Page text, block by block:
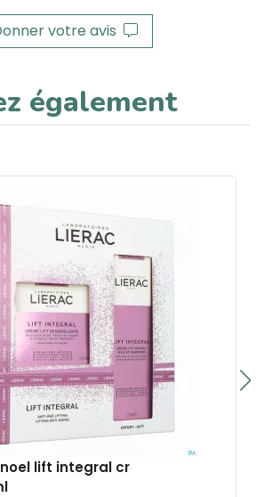
votre avis
également
lift integral cr